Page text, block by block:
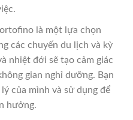
là một lựa chọn
các chuyến du lịch và kỳ
nhiệt đới sẽ tạo cảm giác
gian nghỉ dưỡng. Bạn
của mình và sử dụng để
hưởng.